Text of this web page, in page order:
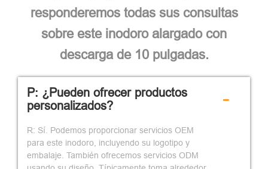
responderemos todas sus consultas
sobre este inodoro alargado con
descarga de 10 pulgadas.
P: ¿Pueden ofrecer productos
personalizados?
R: Sí. Podemos proporcionar servicios OEM
para este inodoro, incluyendo su logotipo y
embalaje. También ofrecemos servicios ODM
-